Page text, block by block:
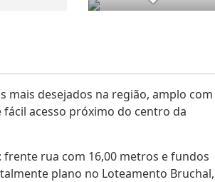
desejados na região, amplo com
acesso próximo do centro da
rua com 16,00 metros e fundos
plano no Loteamento Bruchal,